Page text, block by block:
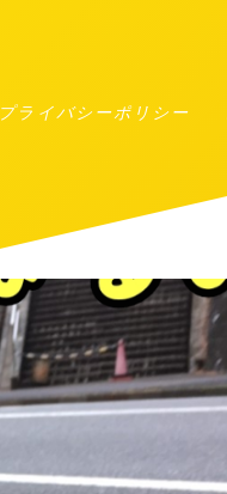
プライバシーポリシー